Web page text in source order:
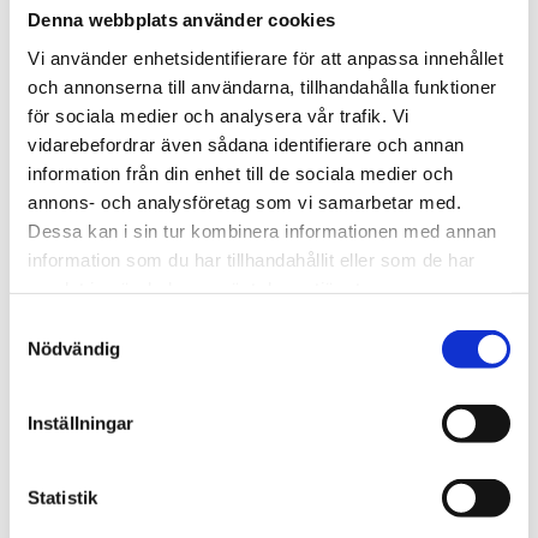
Denna webbplats använder cookies
Vi använder enhetsidentifierare för att anpassa innehållet
och annonserna till användarna, tillhandahålla funktioner
för sociala medier och analysera vår trafik. Vi
vidarebefordrar även sådana identifierare och annan
information från din enhet till de sociala medier och
annons- och analysföretag som vi samarbetar med.
Dessa kan i sin tur kombinera informationen med annan
information som du har tillhandahållit eller som de har
Nödvändig
Inställningar
Statistik
2 500kr
Lägg till i favoriter
BEVAKA
Lagerstatus
Slutsåld
Artikelnr
26183260
S.T. Dupont
Visa alla produkter från S.T. Dupont
mm diameter.
Mått